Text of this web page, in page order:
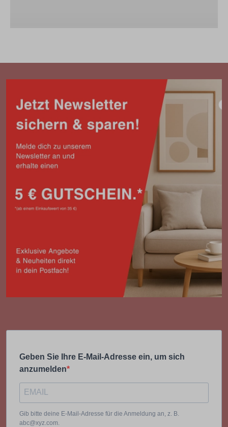
Geben Sie Ihre E-Mail-Adresse ein, um sich
anzumelden
Gib bitte deine E-Mail-Adresse für die Anmeldung an, z. B.
abc@xyz.com.